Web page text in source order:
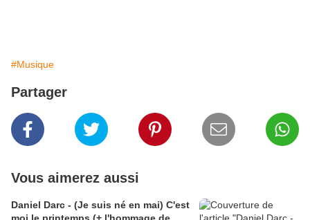
#Musique
Partager
Vous aimerez aussi
Daniel Darc - (Je suis né en mai) C'est